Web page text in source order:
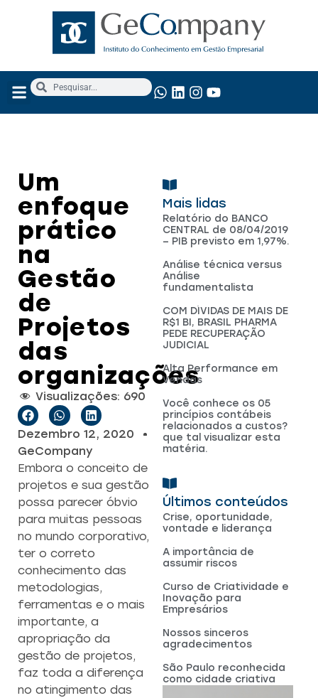
Um
enfoque
prático
na
Gestão
de
Projetos
das
organizações
Visualizações: 690
Dezembro 12, 2020
GeCompany
Embora o conceito de
projetos e sua gestão
possa parecer óbvio
para muitas pessoas
no mundo corporativo,
ter o correto
conhecimento das
metodologias,
ferramentas e o mais
importante, a
apropriação da
gestão de projetos,
faz toda a diferença
no atingimento das
Mais lidas
Últimos conteúdos
Crise, oportunidade,
vontade e liderança
A importância de
assumir riscos
Curso de Criatividade e
Inovação para
Empresários
Nossos sinceros
agradecimentos
São Paulo reconhecida
como cidade criativa
Relatório do BANCO
CENTRAL de 08/04/2019
– PIB previsto em 1,97%.
Análise técnica versus
Análise
fundamentalista
COM DÍVIDAS DE MAIS DE
R$1 BI, BRASIL PHARMA
PEDE RECUPERAÇÃO
JUDICIAL
Alta Performance em
Vendas
Você conhece os 05
princípios contábeis
relacionados a custos?
que tal visualizar esta
matéria.